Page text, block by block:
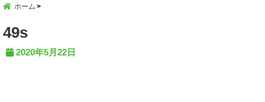
ホーム
49s
2020年5月22日